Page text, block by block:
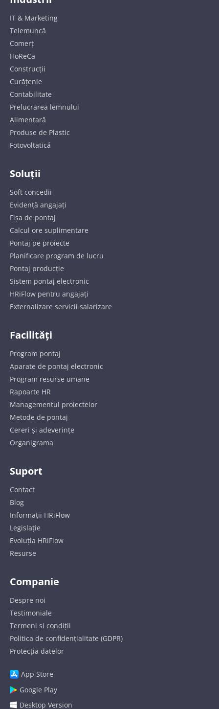
IT & Marketing
Telemuncă
Comerț
HoReCa
Construcții
Curățenie
Contabilitate
Prelucrarea lemnului
Alimentară
Produse de Plastic
Fotovoltatică
Soluții
Soft concedii
Evidență angajați
Fișa de pontaj
Calcul ore suplimentare
Pontaj pe proiecte
Planificare program de lucru
Pontaj producție
Sistem pontaj electronic
HRiFlow pentru angajați
Externalizare servicii salarizare
Facilități
Program pontaj
Aparate de pontaj electronic
Program resurse umane
Rapoarte HR
Managementul proiectelor
Metode de pontaj
Cereri și adeverințe
Organigrama
Suport
Contact
Blog
Informații HRiFlow
Legislație
Evoluția HRiFlow
Resurse
Companie
Despre noi
Testimoniale
Termeni si condiții
Politica de confidențialitate (GDPR)
Protecția datelor
App Store
Google Play
Desktop Version